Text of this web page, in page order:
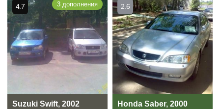
Suzuki Swift, 2002
4.7 3 дополнения
Honda Saber, 2000
2.6